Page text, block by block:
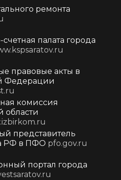
ремонта
палата города
правовые акты в
Федерации
комиссия
области
представитель
РФ в ПФО pfo.gov.ru
портал города